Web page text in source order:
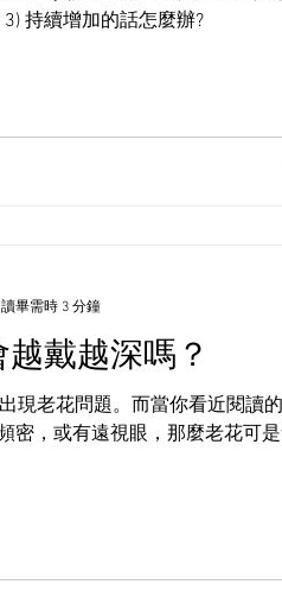
3) 持續增加的話怎麼辦?
戴越深嗎？
現老花問題。而當你看近閱讀
密，或有遠視眼，那麼老花可
讀畢需時 3 分鐘